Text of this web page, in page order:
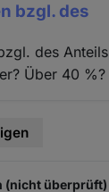
bzgl. des
des Anteils
Über 40 %?
(nicht überprüft)